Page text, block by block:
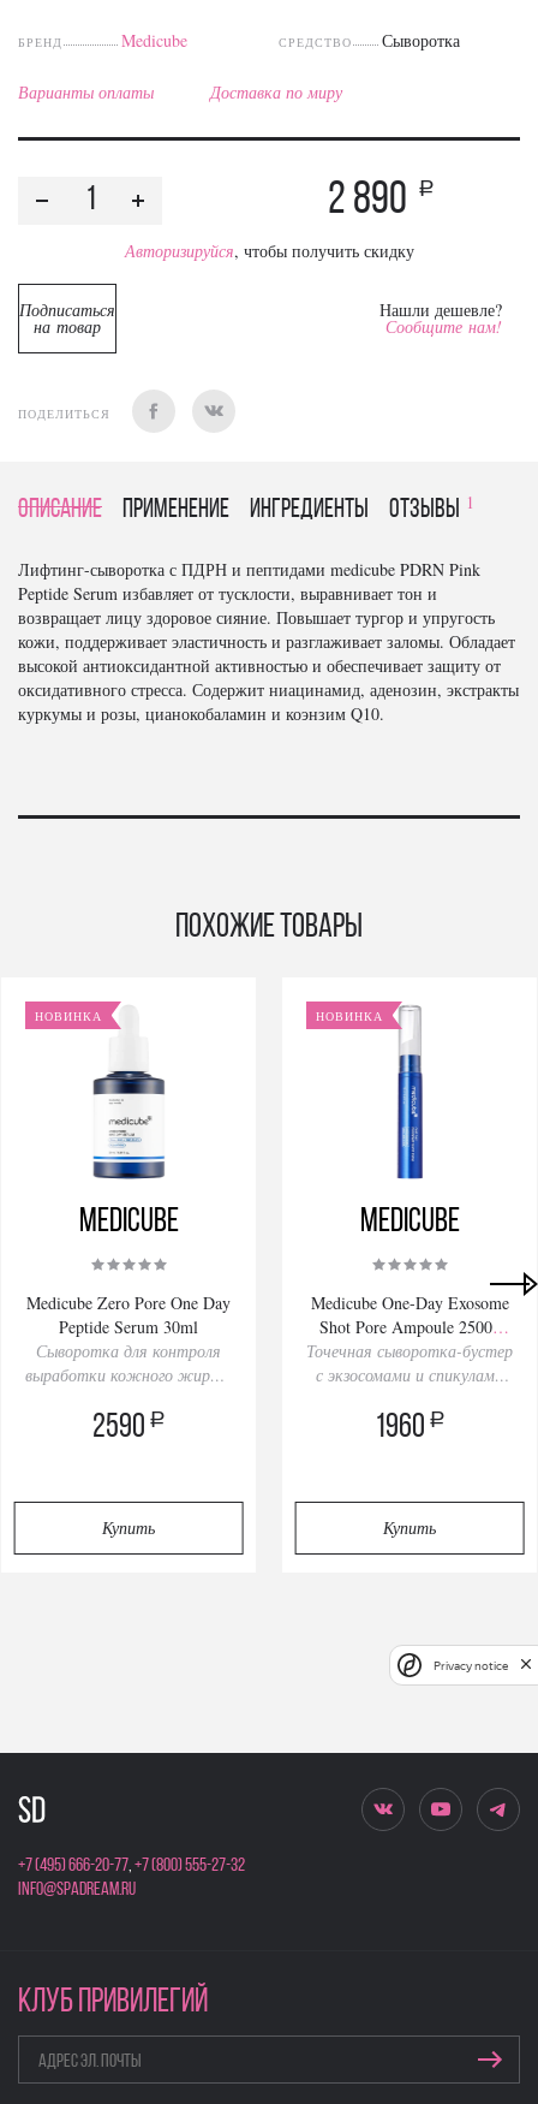
БРЕНД Medicube СРЕДСТВО Сыворотка
Варианты оплаты Доставка по миру
2 890 a
Авторизируйся, чтобы получить скидку
Подписаться
на товар
Нашли дешевле?
Сообщите нам!
ПОДЕЛИТЬСЯ
Описание Применение Ингредиенты отзывы 1
Лифтинг-сыворотка с ПДРН и пептидами medicube PDRN Pink
Peptide Serum избавляет от тусклости, выравнивает тон и
возвращает лицу здоровое сияние. Повышает тургор и упругость
кожи, поддерживает эластичность и разглаживает заломы. Обладает
высокой антиоксидантной активностью и обеспечивает защиту от
оксидативного стресса. Содержит ниацинамид, аденозин, экстракты
куркумы и розы, цианокобаламин и коэнзим Q10.
Похожие товары
НОВИНКА
Medicube
Medicube Zero Pore One Day
Peptide Serum 30ml
Сыворотка для контроля
выработки кожного жира и
2590 a
Купить
НОВИНКА
Medicube
Medicube One-Day Exosome
Shot Pore Ampoule 25000
13ml
Точечная сыворотка-бустер
с экзосомами и спикулами
1960 a
Купить
+7 (495) 666-20-77,+7 (800) 555-27-32
info@spadream.ru
КЛУБ ПРИВИЛЕГИЙ
Privacy notice